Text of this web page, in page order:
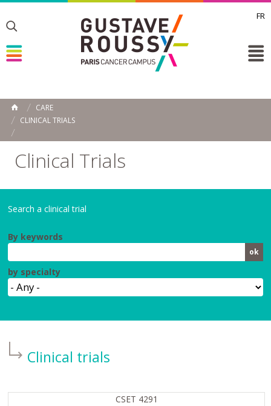
FR
Toggle
Toggle
HOME
CARE
CLINICAL TRIALS
Clinical Trials
Search a clinical trial
By keywords
by specialty
Clinical trials
CSET 4291